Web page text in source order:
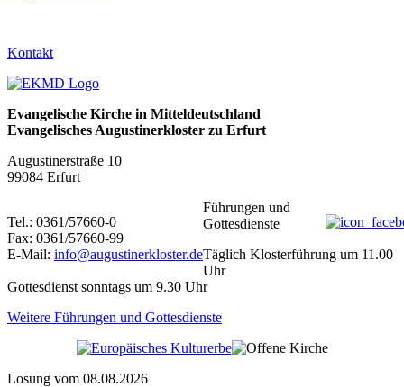
Kontakt
Evangelische Kirche in Mitteldeutschland
Evangelisches Augustinerkloster zu Erfurt
Augustinerstraße 10
99084 Erfurt
Tel.: 0361/57660-0
Fax: 0361/57660-99
E-Mail: info@augustinerkloster.de
Führungen und
Gottesdienste
Täglich Klosterführung um 11.00
Uhr
Gottesdienst sonntags um 9.30 Uhr
Weitere Führungen und Gottesdienste
Losung vom 08.08.2026